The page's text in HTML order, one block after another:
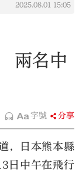
2025.08.01 15:05
兩名中
字號 分享
，日本熊本縣
日中午在飛行